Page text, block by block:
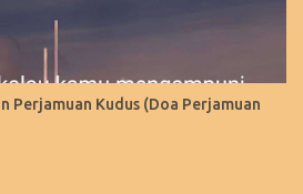
Perjamuan Kudus (Doa Perjamuan